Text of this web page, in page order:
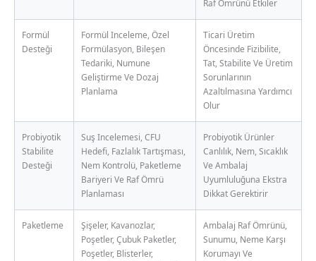
Raf Ömrünü Etkiler
Formül
Desteği
Formül Inceleme, Özel
Formülasyon, Bileşen
Tedariki, Numune
Geliştirme Ve Dozaj
Planlama
Ticari Üretim
Öncesinde Fizibilite,
Tat, Stabilite Ve Üretim
Sorunlarının
Azaltılmasına Yardımcı
Olur
Probiyotik
Stabilite
Desteği
Suş Incelemesi, CFU
Hedefi, Fazlalık Tartışması,
Nem Kontrolü, Paketleme
Bariyeri Ve Raf Ömrü
Planlaması
Probiyotik Ürünler
Canlılık, Nem, Sıcaklık
Ve Ambalaj
Uyumluluğuna Ekstra
Dikkat Gerektirir
Paketleme
Şişeler, Kavanozlar,
Poşetler, Çubuk Paketler,
Poşetler, Blisterler,
Ambalaj Raf Ömrünü,
Sunumu, Neme Karşı
Korumayı Ve